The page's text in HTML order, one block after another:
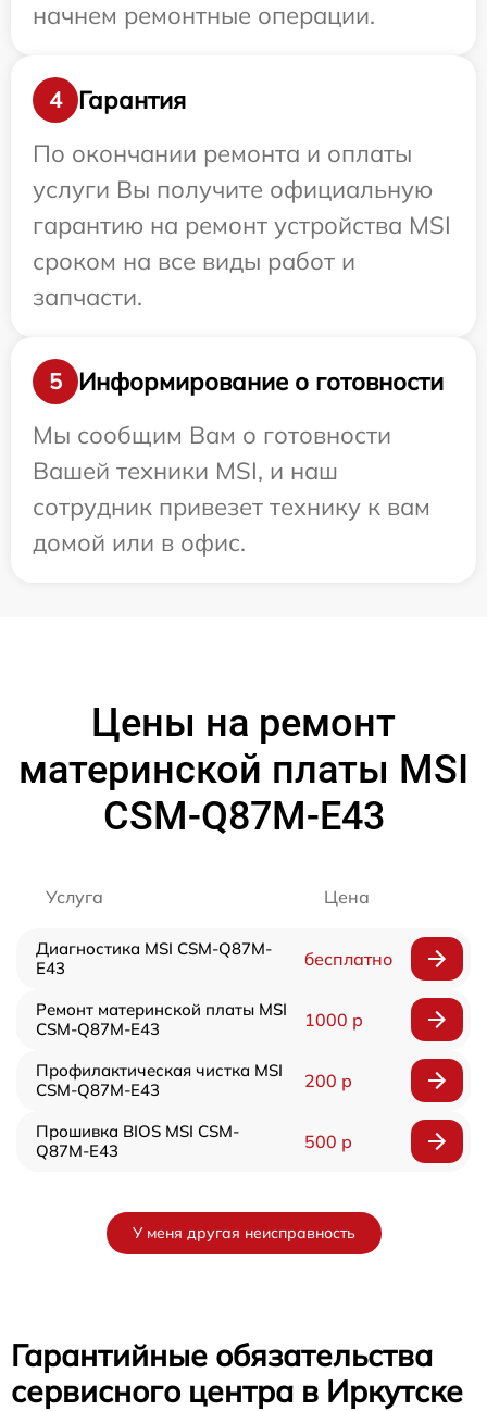
начнем ремонтные операции.
4
Гарантия
По окончании ремонта и оплаты
услуги Вы получите официальную
гарантию на ремонт устройства MSI
сроком на все виды работ и
запчасти.
5
Информирование о готовности
Мы сообщим Вам о готовности
Вашей техники MSI, и наш
сотрудник привезет технику к вам
домой или в офис.
Цены на ремонт
материнской платы MSI
CSM-Q87M-E43
Услуга Цена
Диагностика MSI CSM-Q87M-
E43
бесплатно
Ремонт материнской платы MSI
CSM-Q87M-E43
1000 р
Профилактическая чистка MSI
CSM-Q87M-E43
200 р
Прошивка BIOS MSI CSM-
Q87M-E43
500 р
У меня другая неисправность
Гарантийные обязательства
сервисного центра в Иркутске